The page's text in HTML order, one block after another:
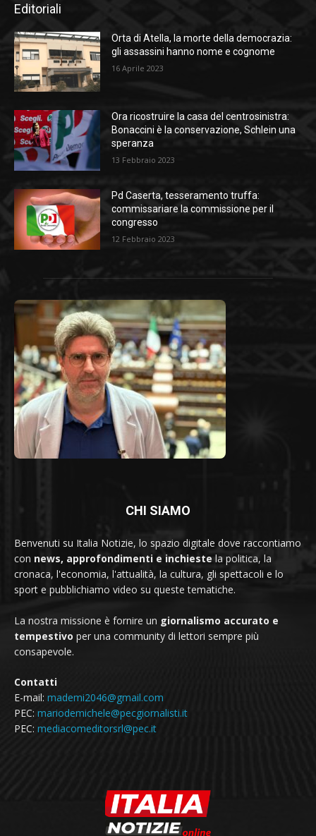
Editoriali
Orta di Atella, la morte della democrazia:
gli assassini hanno nome e cognome
16 Aprile 2023
Ora ricostruire la casa del centrosinistra:
Bonaccini è la conservazione, Schlein una
speranza
13 Febbraio 2023
Pd Caserta, tesseramento truffa:
commissariare la commissione per il
congresso
12 Febbraio 2023
CHI SIAMO
Benvenuti su Italia Notizie, lo spazio digitale dove raccontiamo
con news, approfondimenti e inchieste la politica, la
cronaca, l'economia, l'attualità, la cultura, gli spettacoli e lo
sport e pubblichiamo video su queste tematiche.
La nostra missione è fornire un giornalismo accurato e
tempestivo per una community di lettori sempre più
consapevole.
Contatti
E-mail: mademi2046@gmail.com
PEC: mariodemichele@pecgiornalisti.it
PEC: mediacomeditorsrl@pec.it